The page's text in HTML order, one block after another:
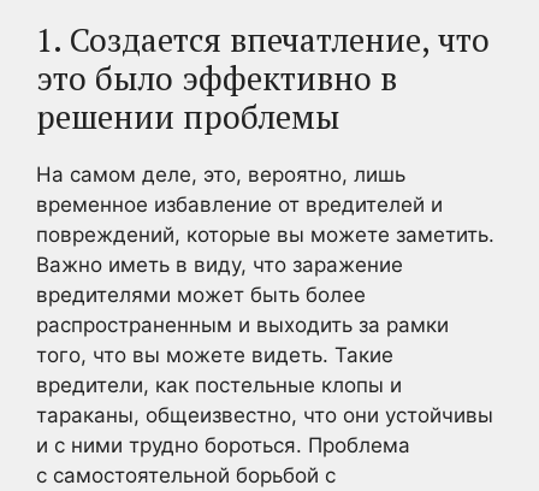
1. Создается впечатление, что
это было эффективно в
решении проблемы
На самом деле, это, вероятно, лишь
временное избавление от вредителей и
повреждений, которые вы можете заметить.
Важно иметь в виду, что заражение
вредителями может быть более
распространенным и выходить за рамки
того, что вы можете видеть. Такие
вредители, как постельные клопы и
тараканы, общеизвестно, что они устойчивы
и с ними трудно бороться. Проблема
с самостоятельной борьбой с